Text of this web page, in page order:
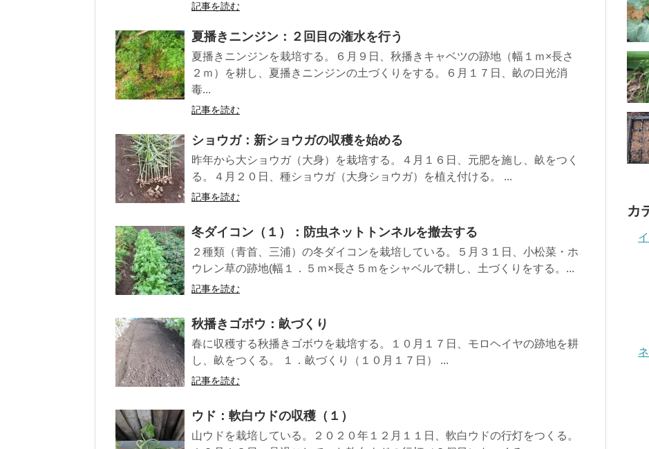
記事を読む
夏播きニンジン：２回目の潅水を行う
夏播きニンジンを栽培する。６月９日、秋播きキャベツの跡地（幅１ｍ×長さ
２ｍ）を耕し、夏播きニンジンの土づくりをする。６月１７日、畝の日光消
毒...
記事を読む
ショウガ：新ショウガの収穫を始める
昨年から大ショウガ（大身）を栽培する。４月１６日、元肥を施し、畝をつく
る。４月２０日、種ショウガ（大身ショウガ）を植え付ける。 ...
記事を読む
冬ダイコン（１）：防虫ネットトンネルを撤去する
２種類（青首、三浦）の冬ダイコンを栽培している。５月３１日、小松菜・ホ
ウレン草の跡地(幅１．５ｍ×長さ５ｍをシャベルで耕し、土づくりをする。...
記事を読む
秋播きゴボウ：畝づくり
春に収穫する秋播きゴボウを栽培する。１０月１７日、モロヘイヤの跡地を耕
し、畝をつくる。 １．畝づくり（１０月１７日） ...
記事を読む
ウド：軟白ウドの収穫（１）
山ウドを栽培している。２０２０年１２月１１日、軟白ウドの行灯をつくる。
カ